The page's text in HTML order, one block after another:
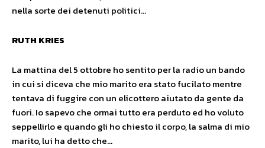
nella sorte dei detenuti politici…
RUTH KRIES
La mattina del 5 ottobre ho sentito per la radio un bando
in cui si diceva che mio marito era stato fucilato mentre
tentava di fuggire con un elicottero aiutato da gente da
fuori. Io sapevo che ormai tutto era perduto ed ho voluto
seppellirlo e quando gli ho chiesto il corpo, la salma di mio
marito, lui ha detto che…